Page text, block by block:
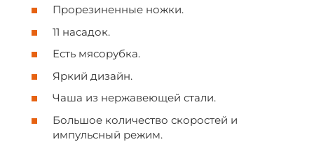
Прорезиненные ножки.
11 насадок.
Есть мясорубка.
Яркий дизайн.
Чаша из нержавеющей стали.
Большое количество скоростей и
импульсный режим.